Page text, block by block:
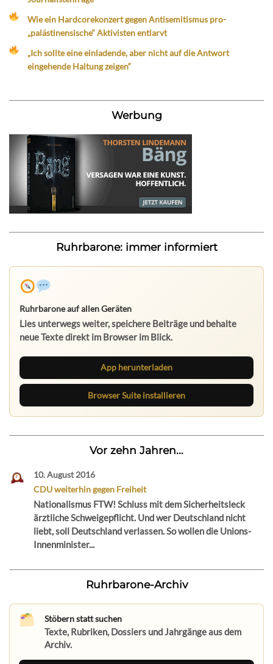
Wie ein Hardcorekonzert gegen Antisemitismus pro-
„palästinensische“ Aktivisten entlarvt
„Ich sollte eine einladende, aber nicht auf die Antwort
eingehende Haltung zeigen“
Werbung
Ruhrbarone: immer informiert
Ruhrbarone auf allen Geräten
Lies unterwegs weiter, speichere Beiträge und behalte
neue Texte direkt im Browser im Blick.
App herunterladen
Browser Suite installieren
Vor zehn Jahren...
10. August 2016
CDU weiterhin gegen Freiheit
Nationalismus FTW! Schluss mit dem Sicherheitsleck
ärztliche Schweigepflicht. Und wer Deutschland nicht
liebt, soll Deutschland verlassen. So wollen die Unions-
Innenminister...
Ruhrbarone-Archiv
Stöbern statt suchen
Texte, Rubriken, Dossiers und Jahrgänge aus dem
Archiv.